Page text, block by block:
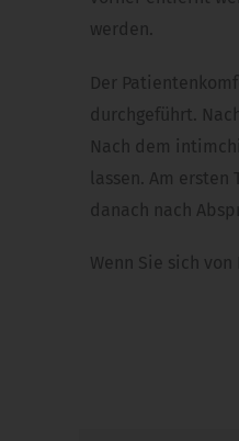
werden.
Der
durchgeführt.
Nach dem
lassen. Am
danach nach
Wenn Sie sich